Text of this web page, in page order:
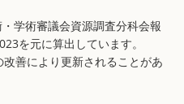
学術審議会資源調査分科会報
を元に算出しています。
善により更新されることがあ